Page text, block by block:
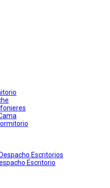
Escritorios
Escritorio